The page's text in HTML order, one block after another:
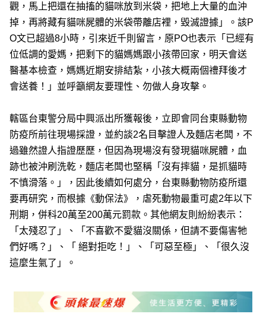
觀，馬上把還在抽搐的貓咪放到米袋，把地上大量的血沖
掉，再將藏有貓咪屍體的米袋帶離店裡，毀滅證據」。該P
O文已超過8小時，引來近千則留言，原PO也表示「已經有
位低調的愛媽，把剩下的貓媽媽跟小孩帶回家，明天會送
醫基本檢查，媽媽近期安排結紮，小孩大概兩個禮拜後才
會送養！」並呼籲網友要理性、勿做人身攻擊。
轄區台東警分局中興派出所獲報後，立即會同台東縣動物
防疫所前往現場採證，並約談2名目擊證人及麵店老闆，不
過雖然證人指證歷歷，但因為現場沒有發現貓咪屍體，血
跡也被沖刷洗乾，麵店老闆也堅稱「沒有摔貓，是抓貓時
不慎滑落。」，因此後續如何處分，台東縣動物防疫所還
要再研究，而根據《動保法》，虐死動物最重可處2年以下
刑期，併科20萬至200萬元罰款。其他網友則紛紛表示：
「太殘忍了」、「不喜歡不愛貓沒關係，但請不要傷害牠
們好嗎？」、「 絕對拒吃！」、「可惡至極」、「很久沒
這麼生氣了」。